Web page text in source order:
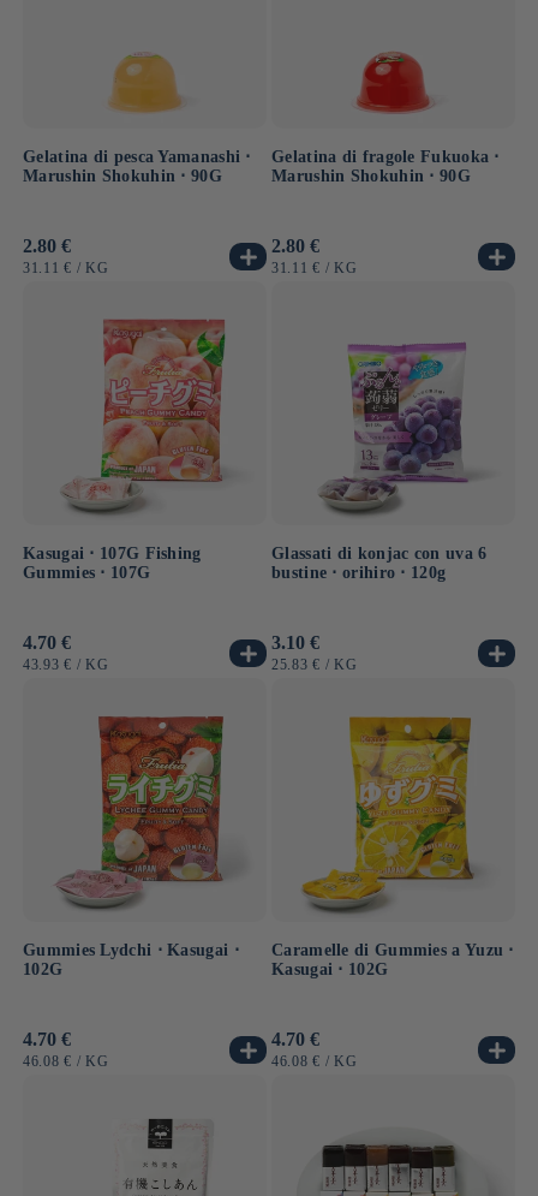
Gelatina di pesca Yamanashi ⋅
Marushin Shokuhin ⋅ 90G
Prezzo
di
2.80 €
PREZZO
31.11 € / PER
KG
Gelatina di fragole Fukuoka ⋅
Marushin Shokuhin ⋅ 90G
Prezzo
di
2.80 €
PREZZO
31.11 € / PER
KG
Kasugai ⋅ 107G Fishing
Gummies ⋅ 107G
Prezzo
di
4.70 €
PREZZO
43.93 € / PER
KG
Glassati di konjac con uva 6
bustine ⋅ orihiro ⋅ 120g
Prezzo
di
3.10 €
PREZZO
25.83 € / PER
KG
Gummies Lydchi ⋅ Kasugai ⋅
102G
Prezzo
di
4.70 €
PREZZO
46.08 € / PER
KG
Caramelle di Gummies a Yuzu ⋅
Kasugai ⋅ 102G
Prezzo
di
4.70 €
PREZZO
46.08 € / PER
KG